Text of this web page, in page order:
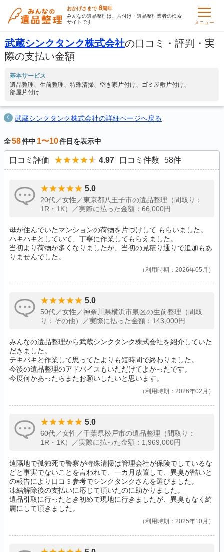
おかげさまで 8周年
みんなの遺品整理は、片付け・遺品整理業者の検索
サイトです
メニュー
武蔵シンクタンク株式会社の口コミ・評判・実
際の支払い金額
基本サービス
遺品整理
生前整理 特殊清掃 空き家片付け
ゴミ屋敷片付け
部屋片付け
武蔵シンクタンク株式会社の詳細ページへ戻る
全58件中 1〜10件目を表示中
口コミ評価 4.97 口コミ件数 58件
5.0
20代／女性／東京都八王子市の遺品整理（間取り：
1R・1K）／実際に払った金額：66,000円
母が住んでいたマンションの荷物を片づけして もらいました。
ハキハキとしていて、丁寧に作業してもらえました。
当初より荷物が多くなりましたが、当初の見積り通りで追加もあ
りませんでした。
利用時期：2026年05月
5.0
50代／女性／神奈川県横浜市泉区の生前整理（間取
り：その他）／実際に払った金額：143,000円
みんなの遺品整理から武蔵シンクタンク株式会社を紹介していた
だきました。
テキパキと作業して思ってたよりも短時間で終わりました。
今後の遺品整理のアドバイスもいただけてよかったです。
今度何かあったらまたお願いしたいと思います。
利用時期：2026年02月
5.0
60代／女性／千葉県松戸市の遺品整理（間取り：
1R・1K）／実際に払った金額：1,969,000円
遠隔地で孤独死で警察が特殊清掃は管理会社が保険でしているな
どと事実でないことを言われて、一カ月放置して、異臭が酷いと
の報告により口コミ参考でシンクタンクさんを選びました。
凍結解除後の支払いに応じて頂いたのに助かりました。
遺品引取に行ったとき初めて現地に行きましたが、異臭もなく綺
麗にして頂きました。
利用時期：2025年10月